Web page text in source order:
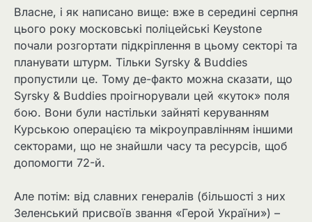
Власне, і як написано вище: вже в середині серпня
цього року московські поліцейські Keystone
почали розгортати підкріплення в цьому секторі та
планувати штурм. Тільки Syrsky & Buddies
пропустили це. Тому де-факто можна сказати, що
Syrsky & Buddies проігнорували цей «куток» поля
бою. Вони були настільки зайняті керуванням
Курською операцією та мікроуправлінням іншими
секторами, що не знайшли часу та ресурсів, щоб
допомогти 72-й.
Але потім: від славних генералів (більшості з них
Зеленський присвоїв звання «Герой України») –